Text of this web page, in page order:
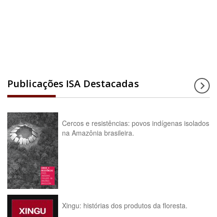
Publicações ISA Destacadas
Cercos e resistências: povos indígenas isolados
na Amazônia brasileira.
Xingu: histórias dos produtos da floresta.